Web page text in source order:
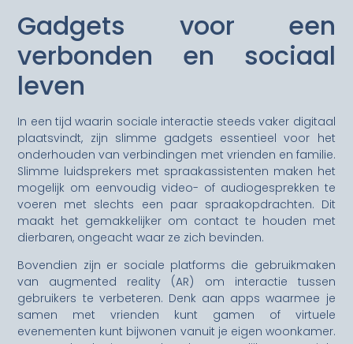
Gadgets voor een
verbonden en sociaal
leven
In een tijd waarin sociale interactie steeds vaker digitaal
plaatsvindt, zijn slimme gadgets essentieel voor het
onderhouden van verbindingen met vrienden en familie.
Slimme luidsprekers met spraakassistenten maken het
mogelijk om eenvoudig video- of audiogesprekken te
voeren met slechts een paar spraakopdrachten. Dit
maakt het gemakkelijker om contact te houden met
dierbaren, ongeacht waar ze zich bevinden.
Bovendien zijn er sociale platforms die gebruikmaken
van augmented reality (AR) om interactie tussen
gebruikers te verbeteren. Denk aan apps waarmee je
samen met vrienden kunt gamen of virtuele
evenementen kunt bijwonen vanuit je eigen woonkamer.